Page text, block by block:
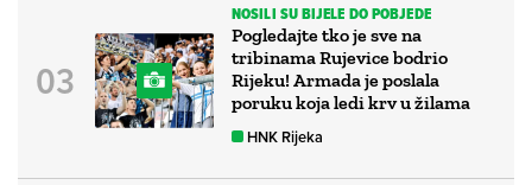
NOSILI SU BIJELE DO POBJEDE
Pogledajte tko je sve na
tribinama Rujevice bodrio
Rijeku! Armada je poslala
poruku koja ledi krv u žilama
HNK Rijeka